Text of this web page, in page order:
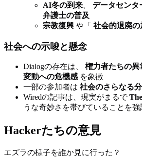
AI冬の到来
データセンタ
弁護士の普及
宗教復興 や「 社会的退廃の
社会への示唆と懸念
Dialogの存在は、 権力者たちの異
変動への危機感 を象徴
一部の参加者は 社会のさらなる
Wiredの記事は、現実がまるで
うな奇妙さを帯びていることを強
Hackerたちの意見
エズラの様子を誰か見に行った？